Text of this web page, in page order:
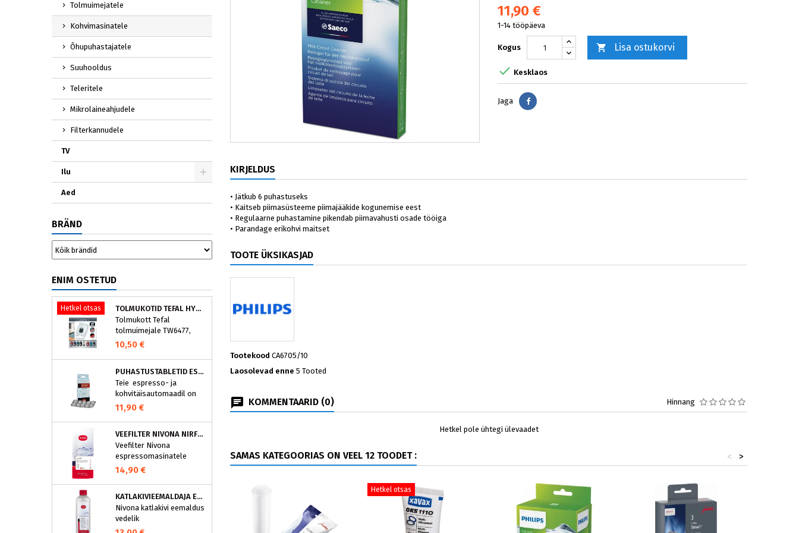
Tolmuimejatele
Kohvimasinatele
Õhupuhastajatele
Suuhooldus
Teleritele
Mikrolaineahjudele
Filterkannudele
TV
Ilu
Aed
BRÄND
ENIM OSTETUD
Hetkel otsas
TOLMUKOTID TEFAL HYGIENE+ ZR200540 (4 TK)
Tolmukott Tefal
tolmuimejale TW6477,
TW6886..
10,50 €
PUHASTUSTABLETID ESPRESSOMASINALE, NIVONA 390701200
Teie espresso- ja
kohvitäisautomaadil on
integreeritud
puhastusprogramm.
NIVONA puhastustabletid
on loodud spetsiaalselt
selle programmi jaoks ja
eraldavad mustuse nagu
nt kohvirasva
aparaati ja tagab täiusliku
aroomi.
11,90 €
VEEFILTER NIVONA NIRF701
Veefilter Nivona
espressomasinatele
14,90 €
KATLAKIVIEEMALDAJA ESPRESSOMASINATELE, NIVONA (500 ML)
Nivona katlakivi eemaldus
vedelik
espressomasinatele
11,90 €
1-14 tööpäeva
Kogus  Lisa ostukorvi
 Kesklaos
Jaga Jaga
KIRJELDUS
• Jätkub 6 puhastuseks
• Kaitseb piimasüsteeme piimajääkide kogunemise eest
• Regulaarne puhastamine pikendab piimavahusti osade tööiga
• Parandage erikohvi maitset
TOOTE ÜKSIKASJAD
Tootekood CA6705/10
Laosolevad enne 5 Tooted
KOMMENTAARID (0) Hinnang
Hetkel pole ühtegi ülevaadet
SAMAS KATEGOORIAS ON VEEL 12 TOODET : >
<
Hetkel otsas